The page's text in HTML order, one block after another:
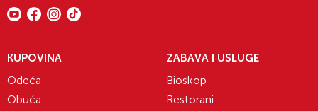
KUPOVINA
Odeća
Obuća
ZABAVA I USLUGE
Bioskop
Restorani